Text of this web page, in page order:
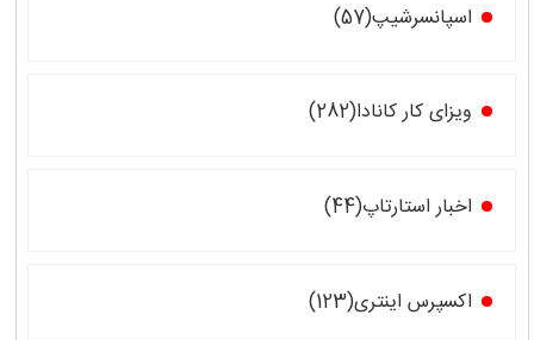
اسپانسرشیپ(57)
ویزای کار کانادا(282)
اخبار استارتاپ(44)
اکسپرس اینتری(123)